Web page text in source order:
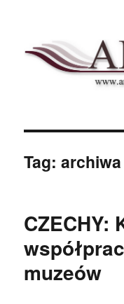
Archnet
Tag:archiwa
CZECHY:
muzeów